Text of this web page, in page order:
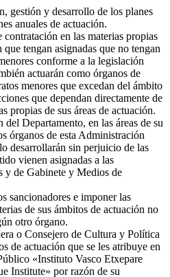
gestión y desarrollo de los planes
anuales de actuación.
en las materias propias
que tengan asignadas que no tengan
conforme a la legislación
actuarán como órganos de
menores que excedan del ámbito
que dependan directamente de
propias de sus áreas de actuación.
del Departamento, en las áreas de su
órganos de esta Administración
desarrollarán sin perjuicio de las
vienen asignadas a las
y de Gabinete y Medios de
sancionadores e imponer las
de sus ámbitos de actuación no
otro órgano.
o Consejero de Cultura y Política
de actuación que se les atribuye en
«Instituto Vasco Etxepare
Institute» por razón de su